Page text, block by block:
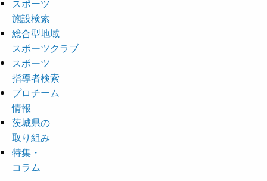
スポーツ
施設検索
総合型地域
スポーツクラブ
スポーツ
指導者検索
プロチーム
情報
茨城県の
取り組み
特集・
コラム